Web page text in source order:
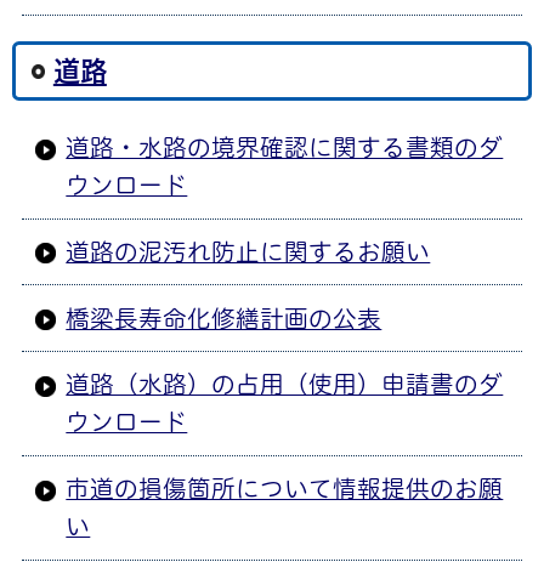
道路
道路・水路の境界確認に関する書類のダ
ウンロード
道路の泥汚れ防止に関するお願い
橋梁長寿命化修繕計画の公表
道路（水路）の占用（使用）申請書のダ
ウンロード
市道の損傷箇所について情報提供のお願
い